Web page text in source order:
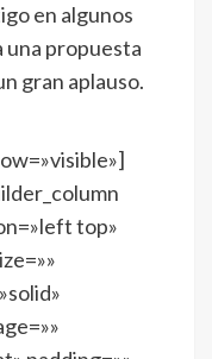
en algunos
una propuesta
gran aplauso.
top»